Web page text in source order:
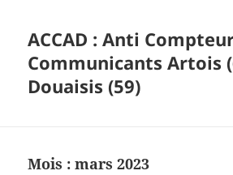
ACCAD : Anti
Communicants Artois
Douaisis (59)
Mois :mars 2023